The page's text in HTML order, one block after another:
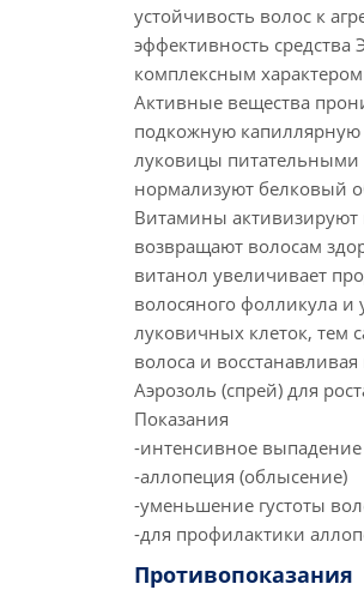
устойчивость волос к
эффективность средства
комплексным
Активные вещества
подкожную капиллярную
луковицы
нормализуют белковый
Витамины активизируют
возвращают волосам
витанол увеличивает
волосяного фолликула и
луковичных клеток, тем
волоса и восстанавливая
Аэрозоль (спрей) для
Показания
-интенсивное
-аллопеция (облысение)
-уменьшение густоты
-для профилактики
Противопоказания